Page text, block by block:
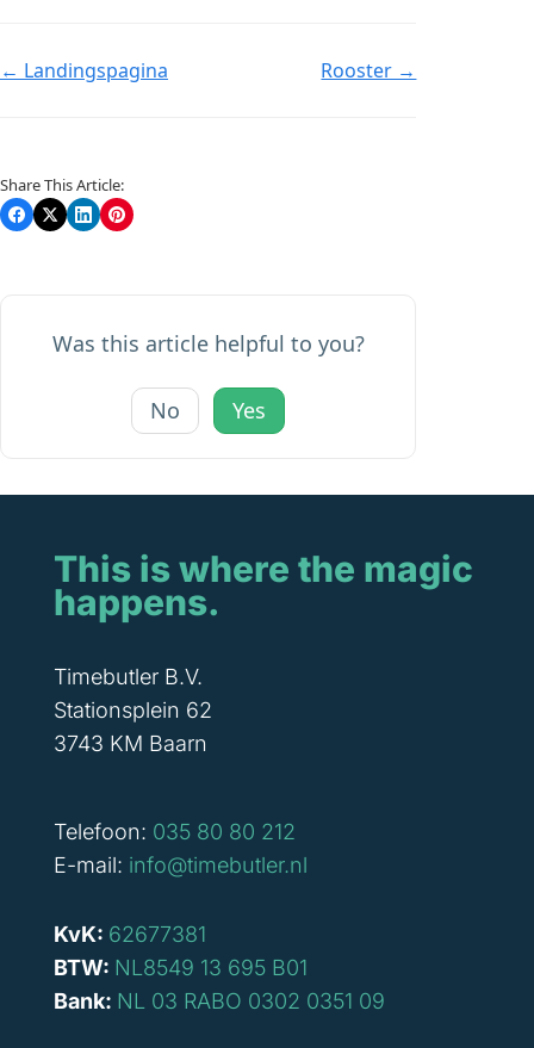
Doc
← Landingspagina Rooster →
Share This Article:
Was this article helpful to you?
No Yes
This is where the magic
happens.
Timebutler B.V.
Stationsplein 62
3743 KM Baarn
Telefoon: 035 80 80 212
E-mail: info@timebutler.nl
KvK: 62677381
BTW: NL8549 13 695 B01
Bank: NL 03 RABO 0302 0351 09